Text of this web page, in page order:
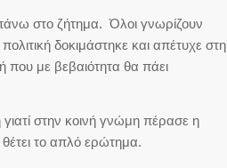
στο ζήτημα. Όλοι γνωρίζουν
δοκιμάστηκε και απέτυχε στη
που με βεβαιότητα θα πάει
στην κοινή γνώμη πέρασε η
θέτει το απλό ερώτημα.